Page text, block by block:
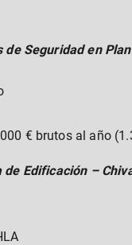
de Seguridad en
€ brutos al año
de Edificación –